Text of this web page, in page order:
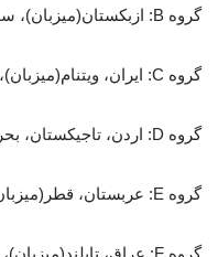
گروه B: ازبکستان(میزبان)، سوریه، هند و بنگلادش
گروه C: ایران، ویتنام(میزبان)، کره شمالی و فلسطین
گروه D: اردن، تاجیکستان، بحرین(میزبان) و افغانستان
گروه E: عربستان، قطر(میزبان)، عمان و هنگ کنگ